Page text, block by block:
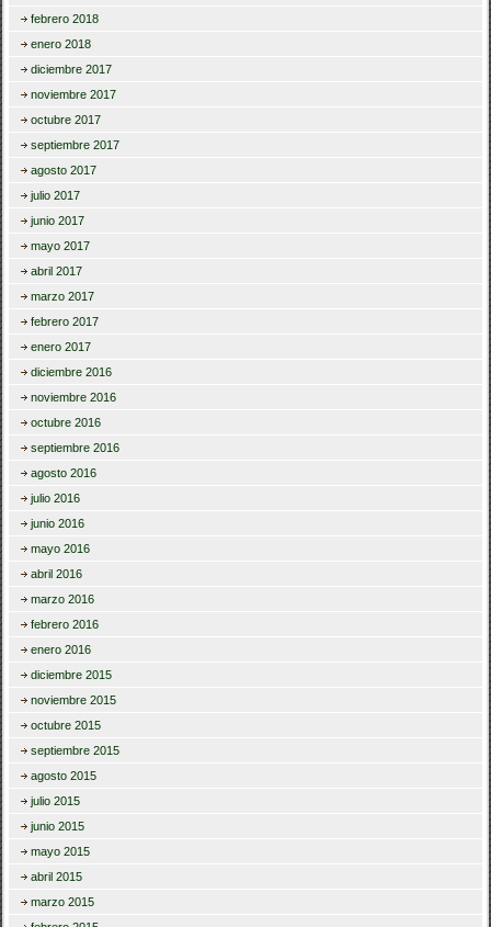
febrero 2018
enero 2018
diciembre 2017
noviembre 2017
octubre 2017
septiembre 2017
agosto 2017
julio 2017
junio 2017
mayo 2017
abril 2017
marzo 2017
febrero 2017
enero 2017
diciembre 2016
noviembre 2016
octubre 2016
septiembre 2016
agosto 2016
julio 2016
junio 2016
mayo 2016
abril 2016
marzo 2016
febrero 2016
enero 2016
diciembre 2015
noviembre 2015
octubre 2015
septiembre 2015
agosto 2015
julio 2015
junio 2015
mayo 2015
abril 2015
marzo 2015